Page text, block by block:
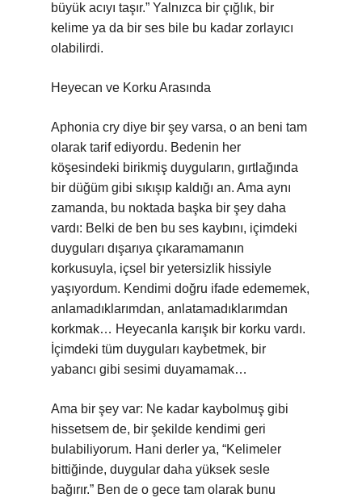
büyük acıyı taşır.” Yalnızca bir çığlık, bir
kelime ya da bir ses bile bu kadar zorlayıcı
olabilirdi.
Heyecan ve Korku Arasında
Aphonia cry diye bir şey varsa, o an beni tam
olarak tarif ediyordu. Bedenin her
köşesindeki birikmiş duyguların, gırtlağında
bir düğüm gibi sıkışıp kaldığı an. Ama aynı
zamanda, bu noktada başka bir şey daha
vardı: Belki de ben bu ses kaybını, içimdeki
duyguları dışarıya çıkaramamanın
korkusuyla, içsel bir yetersizlik hissiyle
yaşıyordum. Kendimi doğru ifade edememek,
anlamadıklarımdan, anlatamadıklarımdan
korkmak… Heyecanla karışık bir korku vardı.
İçimdeki tüm duyguları kaybetmek, bir
yabancı gibi sesimi duyamamak…
Ama bir şey var: Ne kadar kaybolmuş gibi
hissetsem de, bir şekilde kendimi geri
bulabiliyorum. Hani derler ya, “Kelimeler
bittiğinde, duygular daha yüksek sesle
bağırır.” Ben de o gece tam olarak bunu